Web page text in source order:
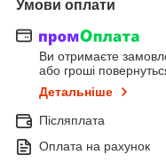
Умови оплати
Ви отримаєте
або гроші
Детальніше
Післяплата
Оплата на рахунок